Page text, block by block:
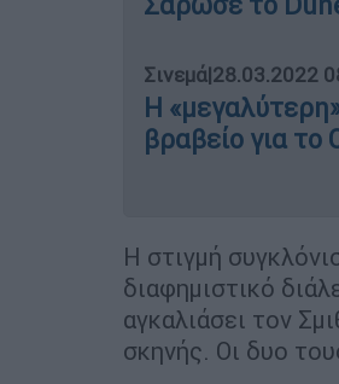
Σινεμά|28.03.2022
Η
βραβείο για το
Η στιγμή
διαφημιστικό
αγκαλιάσει τον
σκηνής. Οι δυο